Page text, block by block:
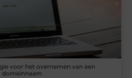
voor het overnemen van een
domeinnaam